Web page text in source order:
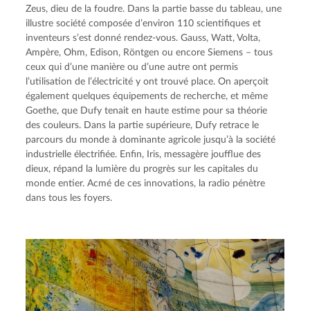
Zeus, dieu de la foudre. Dans la partie basse du tableau, une
illustre société composée d’environ 110 scientifiques et
inventeurs s’est donné rendez-vous. Gauss, Watt, Volta,
Ampère, Ohm, Edison, Röntgen ou encore Siemens – tous
ceux qui d’une manière ou d’une autre ont permis
l’utilisation de l’électricité y ont trouvé place. On aperçoit
également quelques équipements de recherche, et même
Goethe, que Dufy tenait en haute estime pour sa théorie
des couleurs. Dans la partie supérieure, Dufy retrace le
parcours du monde à dominante agricole jusqu’à la société
industrielle électrifiée. Enfin, Iris, messagère joufflue des
dieux, répand la lumière du progrès sur les capitales du
monde entier. Acmé de ces innovations, la radio pénètre
dans tous les foyers.